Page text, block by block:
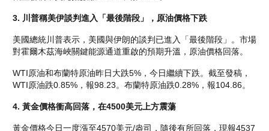
3. 川普稱美伊談判進入「最後階段」，原油價格下跌
美國總統川普表示，美國與伊朗的談判已進入「最後階段」。市場
對霍爾木茲海峽關鍵能源通道重啟的預期升溫，原油價格回落。
WTI原油和布蘭特原油昨日大跌5%，今日繼續下跌。截至發稿，
WTI原油跌0.85%，報98.23。布蘭特原油跌0.28%，報104.86。
4. 黃金價格衝高回落，在4500美元上方震蕩
黃金價格今日一度漲至4570美元/盎司，隨後有所回落，現報4537